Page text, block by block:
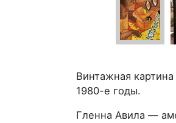
Винтажная
1980-е годы.
Гленна Авила —